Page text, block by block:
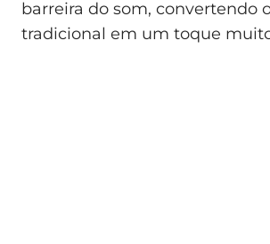
barreira do som, convertendo
tradicional em um toque